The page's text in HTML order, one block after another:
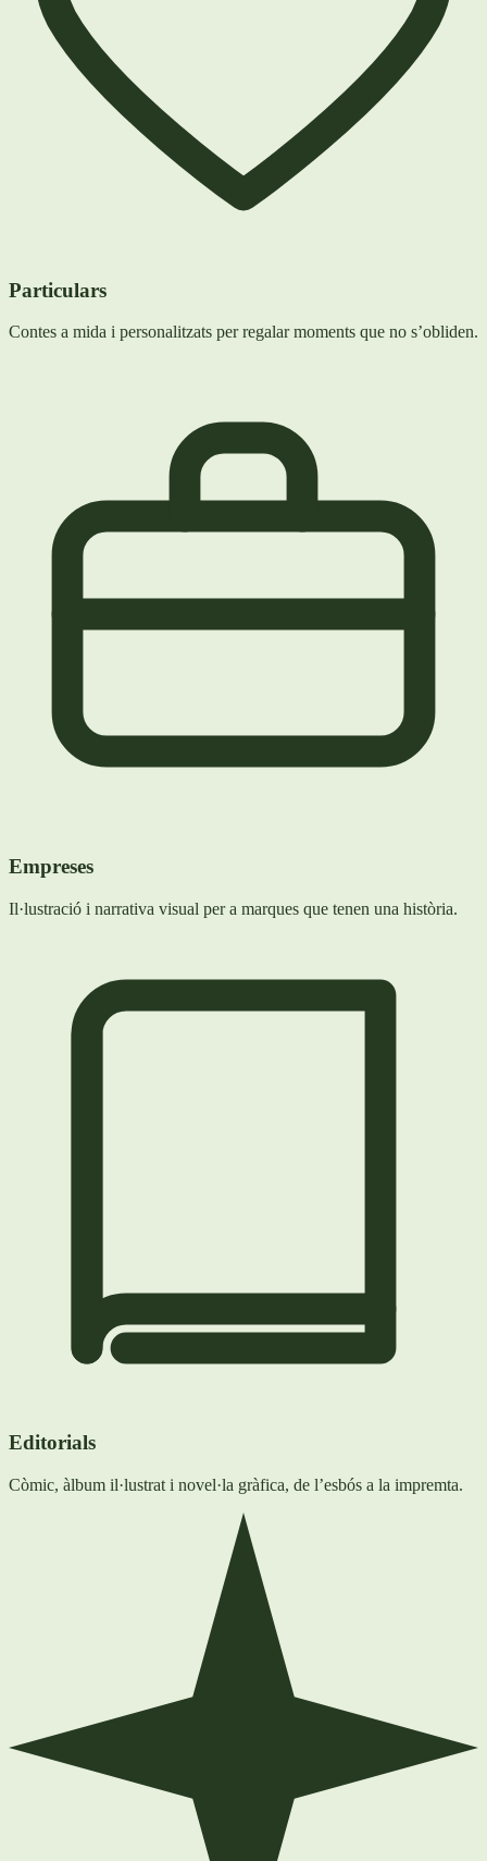
Particulars
Contes a mida i personalitzats per regalar moments que no s’obliden.
Empreses
Il·lustració i narrativa visual per a marques que tenen una història.
Editorials
Còmic, àlbum il·lustrat i novel·la gràfica, de l’esbós a la impremta.